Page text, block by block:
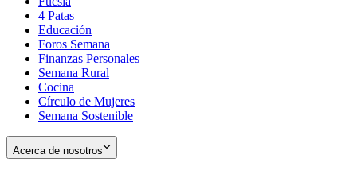
new
window
in
new
window
4 Patas
Educación
Foros Semana
Finanzas Personales
Semana Rural
Cocina
Círculo de Mujeres
Semana Sostenible
Acerca de nosotros